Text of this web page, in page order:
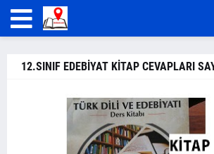
12.SINIF EDEBİYAT KİTAP CEVAPLARI